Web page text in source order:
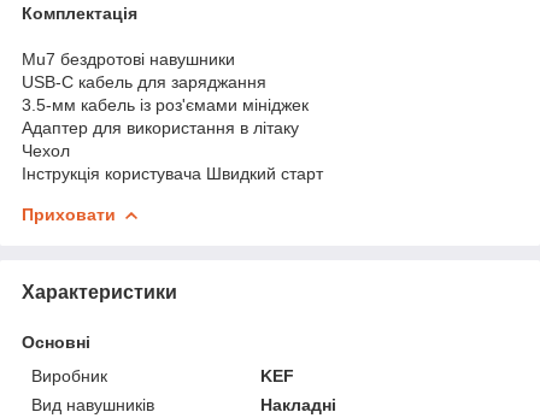
Комплектація
Mu7 бездротові навушники
USB-C кабель для заряджання
3.5-мм кабель із роз'ємами мініджек
Адаптер для використання в літаку
Чехол
Інструкція користувача Швидкий старт
Приховати
Характеристики
Основні
Виробник
KEF
Вид навушників
Накладні